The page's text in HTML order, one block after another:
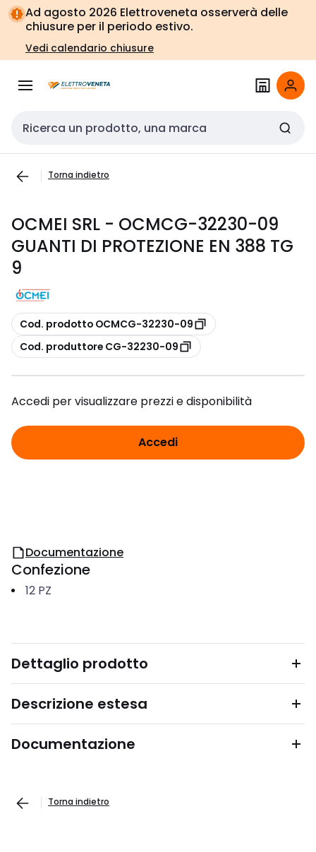
Vai alla
navigazione
Vai
alla
pagina
Ad agosto 2026 Elettroveneta osserverà delle
chiusure per il periodo estivo.
Vedi calendario chiusure
Cerca input
Torna indietro
OCMEI SRL - OCMCG-32230-09
GUANTI DI PROTEZIONE EN 388 TG
9
copia
Cod. prodotto OCMCG-32230-09
copia
Cod. produttore CG-32230-09
Accedi per visualizzare prezzi e disponibilità
Accedi
Documentazione
Confezione
12 PZ
Dettaglio prodotto
Descrizione estesa
Documentazione
Torna indietro